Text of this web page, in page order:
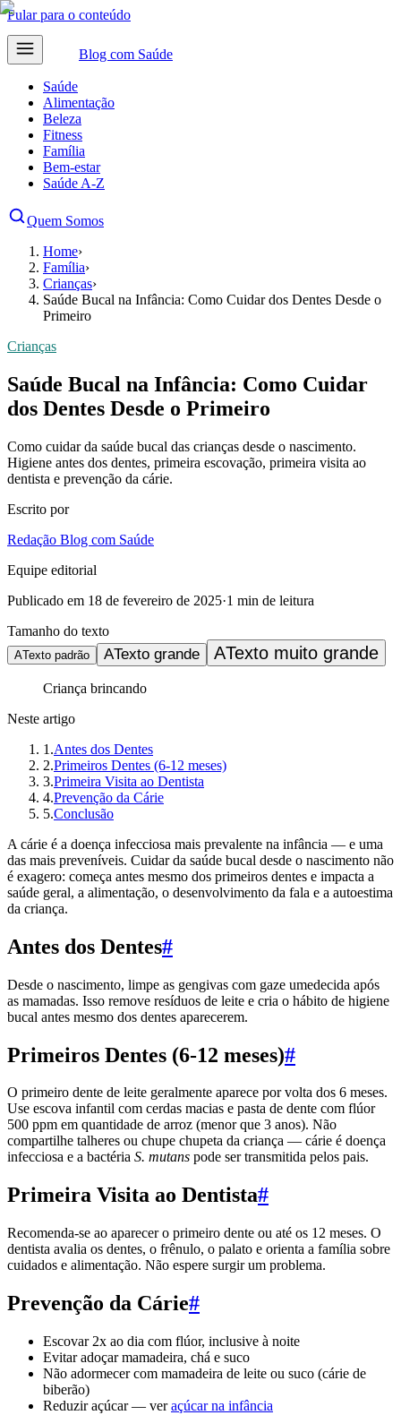
Pular para o conteúdo
Blog com Saúde
Saúde
Alimentação
Beleza
Fitness
Família
Bem-estar
Saúde A-Z
Quem Somos
Home›
Família›
Crianças›
Saúde Bucal na Infância: Como Cuidar dos Dentes Desde o
Primeiro
Crianças
Saúde Bucal na Infância: Como Cuidar
dos Dentes Desde o Primeiro
Como cuidar da saúde bucal das crianças desde o nascimento.
Higiene antes dos dentes, primeira escovação, primeira visita ao
dentista e prevenção da cárie.
Escrito por
Redação Blog com Saúde
Equipe editorial
Publicado em 18 de fevereiro de 2025·1 min de leitura
Tamanho do texto
ATexto padrão ATexto grande ATexto muito grande
Criança brincando
Neste artigo
1 .Antes dos Dentes
2.Primeiros Dentes (6-12 meses)
3.Primeira Visita ao Dentista
4.Prevenção da Cárie
5.Conclusão
A cárie é a doença infecciosa mais prevalente na infância — e uma
das mais preveníveis. Cuidar da saúde bucal desde o nascimento não
é exagero: começa antes mesmo dos primeiros dentes e impacta a
saúde geral, a alimentação, o desenvolvimento da fala e a autoestima
da criança.
Antes dos Dentes#
Desde o nascimento, limpe as gengivas com gaze umedecida após
as mamadas. Isso remove resíduos de leite e cria o hábito de higiene
bucal antes mesmo dos dentes aparecerem.
Primeiros Dentes (6-12 meses)#
O primeiro dente de leite geralmente aparece por volta dos 6 meses.
Use escova infantil com cerdas macias e pasta de dente com flúor
500 ppm em quantidade de arroz (menor que 3 anos). Não
compartilhe talheres ou chupe chupeta da criança — cárie é doença
infecciosa e a bactéria S. mutans pode ser transmitida pelos pais.
Primeira Visita ao Dentista#
Recomenda-se ao aparecer o primeiro dente ou até os 12 meses. O
dentista avalia os dentes, o frênulo, o palato e orienta a família sobre
cuidados e alimentação. Não espere surgir um problema.
Prevenção da Cárie#
Escovar 2x ao dia com flúor, inclusive à noite
Evitar adoçar mamadeira, chá e suco
Não adormecer com mamadeira de leite ou suco (cárie de
biberão)
Reduzir açúcar — veraçúcar na infância